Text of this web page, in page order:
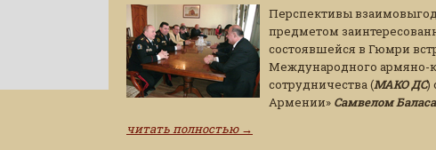
Перспективы
предметом
состоявшейся в Гюмри
Международного армяно-
сотрудничества (МАКО ДС)
Армении» Самвелом
читать полностью →